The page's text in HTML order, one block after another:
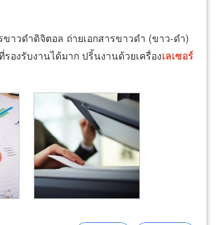
ขาวดำดิจิตอล ถ่ายเอกสารขาวดำ (ขาว-ดำ)
องรับงานได้มาก ปริ้นงานด้วยเครื่องเลเซอร์